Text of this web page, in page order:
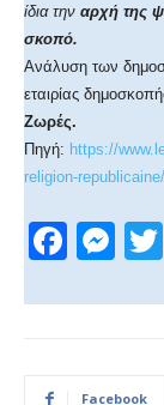
ίδια την αρχή της
σκοπό.
Ανάλυση των
εταιρίας
Ζωρές.
Πηγή: https://
religion-republicaine/
F
c
b
M
ss
n
Facebook